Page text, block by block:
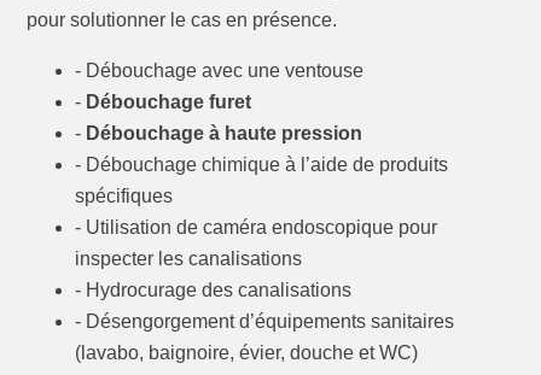
pour solutionner le cas en présence.
- Débouchage avec une ventouse
- Débouchage furet
- Débouchage à haute pression
- Débouchage chimique à l’aide de produits
spécifiques
- Utilisation de caméra endoscopique pour
inspecter les canalisations
- Hydrocurage des canalisations
- Désengorgement d’équipements sanitaires
(lavabo, baignoire, évier, douche et WC)